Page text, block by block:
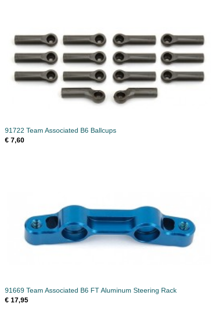
91722 Team Associated B6 Ballcups
€ 7,60
91669 Team Associated B6 FT Aluminum Steering Rack
€ 17,95